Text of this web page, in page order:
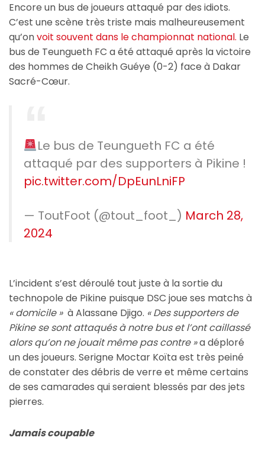
Encore un bus de joueurs attaqué par des idiots.
C’est une scène très triste mais malheureusement
qu’onvoit souvent dans le championnat national. Le
bus de Teungueth FC a été attaqué après la victoire
des hommes de Cheikh Guéye (0-2) face à Dakar
Sacré-Cœur.
Le bus de Teungueth FC a été
attaqué par des supporters à Pikine !
pic.twitter.com/DpEunLniFP
— ToutFoot (@tout_foot_) March 28,
2024
L’incident s’est déroulé tout juste à la sortie du
technopole de Pikine puisque DSC joue ses matchs à
« domicile »à Alassane Djigo. « Des supporters de
Pikine se sont attaqués à notre bus et l’ont caillassé
alors qu’on ne jouait même pas contre »a déploré
un des joueurs. Serigne Moctar Koïta est très peiné
de constater des débris de verre et même certains
de ses camarades qui seraient blessés par des jets
pierres.
Jamais coupable